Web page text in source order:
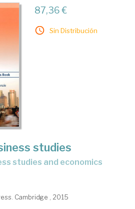
87,36 €
Sin Distribución
studies
Cambridge , 2015